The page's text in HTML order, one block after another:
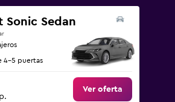
Sonic Sedan
4-5 puertas
Ver oferta